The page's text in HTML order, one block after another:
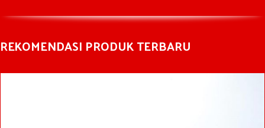
REKOMENDASI PRODUK TERBARU